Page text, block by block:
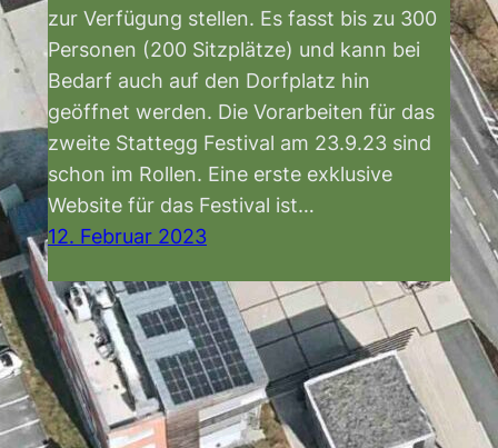
zur Verfügung stellen. Es fasst bis zu 300
Personen (200 Sitzplätze) und kann bei
Bedarf auch auf den Dorfplatz hin
geöffnet werden. Die Vorarbeiten für das
zweite Stattegg Festival am 23.9.23 sind
schon im Rollen. Eine erste exklusive
Website für das Festival ist…
12. Februar 2023